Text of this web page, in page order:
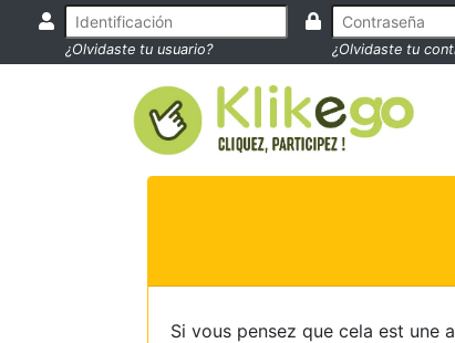
¿Olvidaste tu usuario? ¿Olvidaste tu
Si vous pensez que cela est une